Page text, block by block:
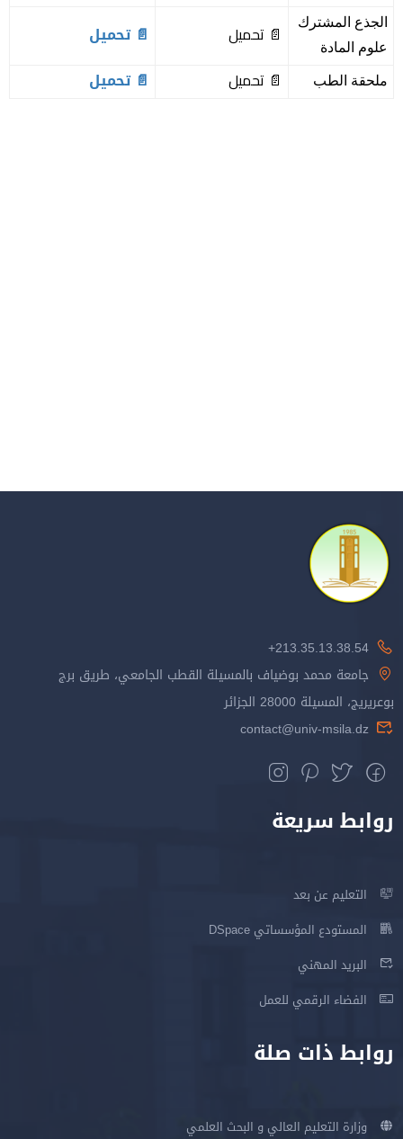
الجذع المشترك
علوم المادة
📄 تحميل 📄 تحميل
ملحقة الطب 📄 تحميل 📄 تحميل
213.35.13.38.54+
جامعة محمد بوضياف بالمسيلة القطب الجامعي، طريق برج
بوعريريج، المسيلة 28000 الجزائر
contact@univ-msila.dz
روابط سريعة
التعليم عن بعد
المستودع المؤسساتي DSpace
البريد المهني
الفضاء الرقمي للعمل
روابط ذات صلة
وزارة التعليم العالي و البحث العلمي